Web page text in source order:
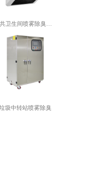
公共卫生间喷雾除臭设备
圾中转站喷雾除臭